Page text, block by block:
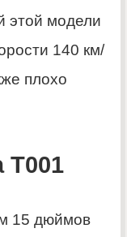
этой модели
140 км/
плохо
T001
15 дюймов